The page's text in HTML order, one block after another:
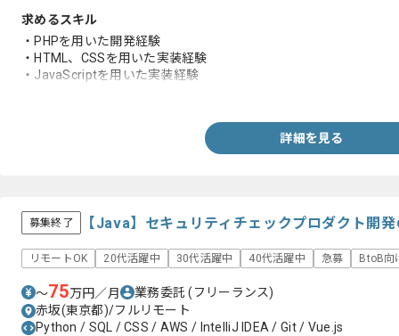
求めるスキル
・PHPを用いた開発経験
・HTML、CSSを用いた実装経験
・JavaScriptを用いた実装経験
詳細を見る
募集終了 【Java】セキュリティチェックプロダクト開
リモートOK 20代活躍中 30代活躍中 40代活躍中 急募 BtoB向
〜75万円／月 業務委託(フリーランス)
赤坂(東京都)/フルリモート
Python / SQL / CSS / AWS / IntelliJ IDEA / Git / Vue.js